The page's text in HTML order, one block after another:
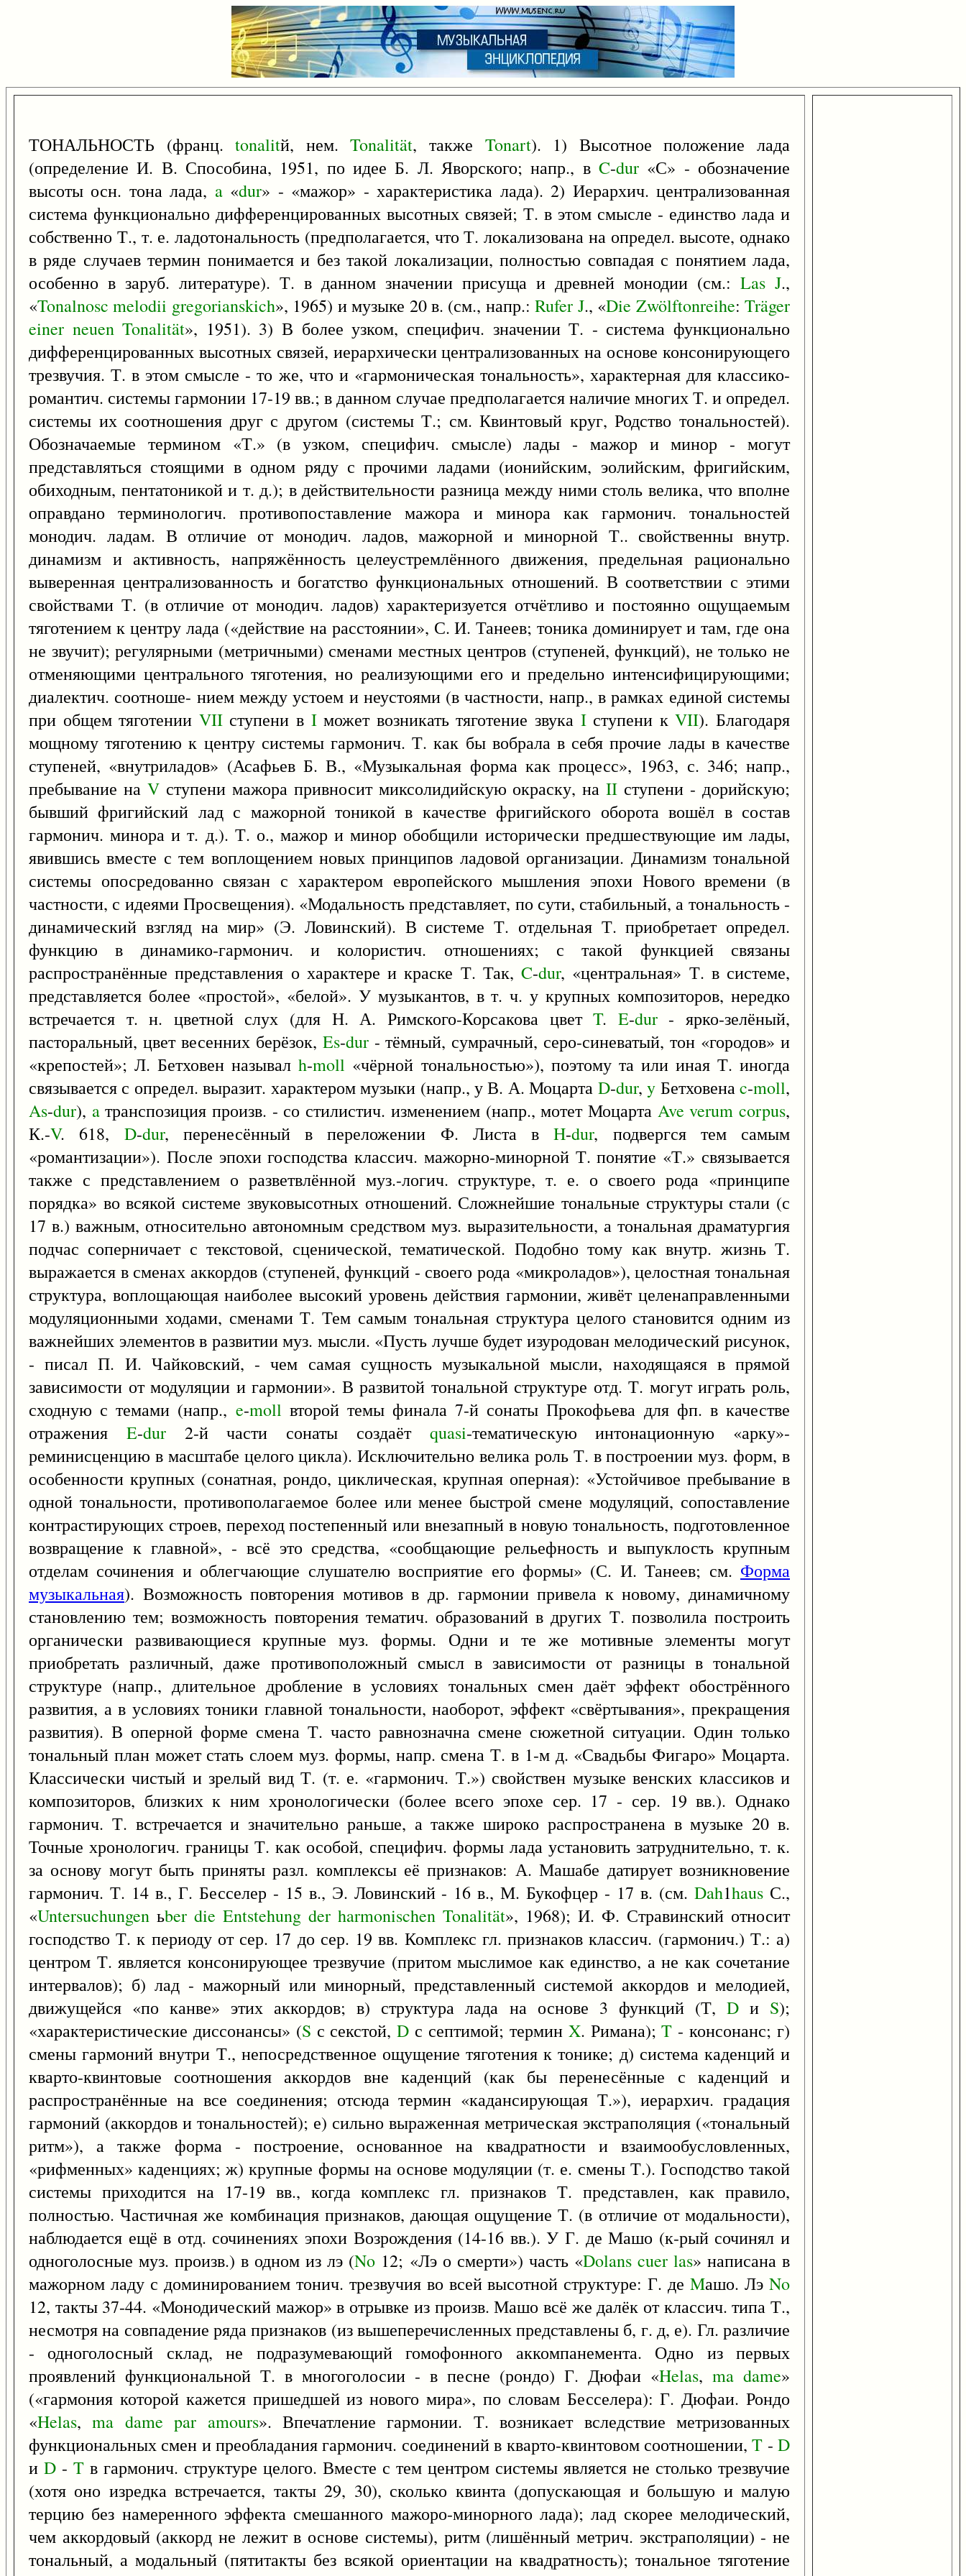
ТОНАЛЬНОСТЬ (франц.tonalitй, нем.Tonalität, также Tonart). 1) Высотное положение лада
(определение И. В. Способина, 1951, по идее Б. Л. Яворского; напр., в C-dur «С» - обозначение
высоты осн. тона лада, a«dur» - «мажор» - характеристика лада). 2) Иерархич. централизованная
система функционально дифференцированных высотных связей; Т. в этом смысле - единство лада и
собственно Т., т. е. ладотональность (предполагается, что Т. локализована на определ. высоте, однако
в ряде случаев термин понимается и без такой локализации, полностью совпадая с понятием лада,
особенно в заруб. литературе). Т. в данном значении присуща и древней монодии (см.: Las J.,
«Tonalnosc melodii gregorianskich», 1965) и музыке 20 в. (см., напр.:Rufer J., «Die Zwölftonreihe:Träger
einer neuen Tonalität», 1951). 3) В более узком, специфич. значении Т. - система функционально
дифференцированных высотных связей, иерархически централизованных на основе консонирующего
трезвучия. Т. в этом смысле - то же, что и «гармоническая тональность», характерная для классико-
романтич. системы гармонии 17-19 вв.; в данном случае предполагается наличие многих Т. и определ.
системы их соотношения друг с другом (системы Т.; см. Квинтовый круг, Родство тональностей).
Обозначаемые термином «Т.» (в узком, специфич. смысле) лады - мажор и минор - могут
представляться стоящими в одном ряду с прочими ладами (ионийским, эолийским, фригийским,
обиходным, пентатоникой и т. д.); в действительности разница между ними столь велика, что вполне
оправдано терминологич. противопоставление мажора и минора как гармонич. тональностей
монодич. ладам. В отличие от монодич. ладов, мажорной и минорной Т.. свойственны внутр.
динамизм и активность, напряжённость целеустремлённого движения, предельная рационально
выверенная централизованность и богатство функциональных отношений. В соответствии с этими
свойствами Т. (в отличие от монодич. ладов) характеризуется отчётливо и постоянно ощущаемым
тяготением к центру лада («действие на расстоянии», С. И. Танеев; тоника доминирует и там, где она
не звучит); регулярными (метричными) сменами местных центров (ступеней, функций), не только не
отменяющими центрального тяготения, но реализующими его и предельно интенсифицирующими;
диалектич. соотноше- нием между устоем и неустоями (в частности, напр., в рамках единой системы
при общем тяготении VIIступени в Iможет возникать тяготение звука Iступени кVII). Благодаря
мощному тяготению к центру системы гармонич. Т. как бы вобрала в себя прочие лады в качестве
ступеней, «внутриладов» (Асафьев Б. В., «Музыкальная форма как процесс», 1963, с. 346; напр.,
пребывание на Vступени мажора привносит миксолидийскую окраску, наII ступени - дорийскую;
бывший фригийский лад с мажорной тоникой в качестве фригийского оборота вошёл в состав
гармонич. минора и т. д.). Т. о., мажор и минор обобщили исторически предшествующие им лады,
явившись вместе с тем воплощением новых принципов ладовой организации. Динамизм тональной
системы опосредованно связан с характером европейского мышления эпохи Нового времени (в
частности, с идеями Просвещения). «Модальность представляет, по сути, стабильный, а тональность -
динамический взгляд на мир» (Э. Ловинский). В системе Т. отдельная Т. приобретает определ.
функцию в динамико-гармонич. и колористич. отношениях; с такой функцией связаны
распространённые представления о характере и краске Т. Так, C-dur, «центральная» Т. в системе,
представляется более «простой», «белой». У музыкантов, в т. ч. у крупных композиторов, нередко
встречается т. н. цветной слух (для Н. А. Римского-Корсакова цветT. E-dur- ярко-зелёный,
пасторальный, цвет весенних берёзок, Es-dur- тёмный, сумрачный, серо-синеватый, тон «городов» и
«крепостей»; Л. Бетховен называлh-moll «чёрной тональностью»), поэтому та или иная Т. иногда
связывается с определ. выразит. характером музыки (напр., у В. А. Моцарта D-dur,y Бетховенаc-moll,
As-dur), aтранспозиция произв. - со стилистич. изменением (напр., мотет Моцарта Ave verum corpus,
К.-V. 618, D-dur, перенесённый в переложении Ф. Листа вH-dur, подвергся тем самым
«романтизации»). После эпохи господства классич. мажорно-минорной Т. понятие «Т.» связывается
также с представлением о разветвлённой муз.-логич. структуре, т. е. о своего рода «принципе
порядка» во всякой системе звуковысотных отношений. Сложнейшие тональные структуры стали (с
17 в.) важным, относительно автономным средством муз. выразительности, а тональная драматургия
подчас соперничает с текстовой, сценической, тематической. Подобно тому как внутр. жизнь Т.
выражается в сменах аккордов (ступеней, функций - своего рода «микроладов»), целостная тональная
структура, воплощающая наиболее высокий уровень действия гармонии, живёт целенаправленными
модуляционными ходами, сменами Т. Тем самым тональная структура целого становится одним из
важнейших элементов в развитии муз. мысли. «Пусть лучше будет изуродован мелодический рисунок,
- писал П. И. Чайковский, - чем самая сущность музыкальной мысли, находящаяся в прямой
зависимости от модуляции и гармонии». В развитой тональной структуре отд. Т. могут играть роль,
сходную с темами (напр., e-moll второй темы финала 7-й сонаты Прокофьева для фп. в качестве
отражения E-dur2-й части сонаты создаёт quasi-тематическую интонационную «арку»-
реминисценцию в масштабе целого цикла). Исключительно велика роль Т. в построении муз. форм, в
особенности крупных (сонатная, рондо, циклическая, крупная оперная): «Устойчивое пребывание в
одной тональности, противополагаемое более или менее быстрой смене модуляций, сопоставление
контрастирующих строев, переход постепенный или внезапный в новую тональность, подготовленное
возвращение к главной», - всё это средства, «сообщающие рельефность и выпуклость крупным
отделам сочинения и облегчающие слушателю восприятие его формы» (С. И. Танеев; см. Форма
музыкальная). Возможность повторения мотивов в др. гармонии привела к новому, динамичному
становлению тем; возможность повторения тематич. образований в других Т. позволила построить
органически развивающиеся крупные муз. формы. Одни и те же мотивные элементы могут
приобретать различный, даже противоположный смысл в зависимости от разницы в тональной
структуре (напр., длительное дробление в условиях тональных смен даёт эффект обострённого
развития, а в условиях тоники главной тональности, наоборот, эффект «свёртывания», прекращения
развития). В оперной форме смена Т. часто равнозначна смене сюжетной ситуации. Один только
тональный план может стать слоем муз. формы, напр. смена Т. в 1-м д. «Свадьбы Фигаро» Моцарта.
Классически чистый и зрелый вид Т. (т. е. «гармонич. Т.») свойствен музыке венских классиков и
композиторов, близких к ним хронологически (более всего эпохе сер. 17 - сер. 19 вв.). Однако
гармонич. Т. встречается и значительно раньше, а также широко распространена в музыке 20 в.
Точные хронологич. границы Т. как особой, специфич. формы лада установить затруднительно, т. к.
за основу могут быть приняты разл. комплексы её признаков: А. Машабе датирует возникновение
гармонич. Т. 14 в., Г. Бесселер - 15 в., Э. Ловинский - 16 в., М. Букофцер - 17 в. (см.Dah1haus С.,
«Untersuchungen ьber die Entstehung der harmonischen Tonalität», 1968); И. Ф. Стравинский относит
господство Т. к периоду от сер. 17 до сер. 19 вв. Комплекс гл. признаков классич. (гармонич.) Т.: а)
центром Т. является консонирующее трезвучие (притом мыслимое как единство, а не как сочетание
интервалов); б) лад - мажорный или минорный, представленный системой аккордов и мелодией,
движущейся «по канве» этих аккордов; в) структура лада на основе 3 функций (Т, Dи S);
«характеристические диссонансы» (S с секстой,D с септимой; термин X. Римана);T - консонанс; г)
смены гармоний внутри Т., непосредственное ощущение тяготения к тонике; д) система каденций и
кварто-квинтовые соотношения аккордов вне каденций (как бы перенесённые с каденций и
распространённые на все соединения; отсюда термин «кадансирующая Т.»), иерархич. градация
гармоний (аккордов и тональностей); е) сильно выраженная метрическая экстраполяция («тональный
ритм»), а также форма - построение, основанное на квадратности и взаимообусловленных,
«рифменных» каденциях; ж) крупные формы на основе модуляции (т. е. смены Т.). Господство такой
системы приходится на 17-19 вв., когда комплекс гл. признаков Т. представлен, как правило,
полностью. Частичная же комбинация признаков, дающая ощущение Т. (в отличие от модальности),
наблюдается ещё в отд. сочинениях эпохи Возрождения (14-16 вв.). У Г. де Машо (к-рый сочинял и
одноголосные муз. произв.) в одном из лэ (No 12; «Лэ о смерти») часть «Dolans cuer las» написана в
мажорном ладу с доминированием тонич. трезвучия во всей высотной структуре: Г. деMашо. ЛэNo
12, такты 37-44. «Монодический мажор» в отрывке из произв. Машо всё же далёк от классич. типа Т.,
несмотря на совпадение ряда признаков (из вышеперечисленных представлены б, г. д, е). Гл. различие
- одноголосный склад, не подразумевающий гомофонного аккомпанемента. Одно из первых
проявлений функциональной Т. в многоголосии - в песне (рондо) Г. Дюфаи «Helas, ma dame»
(«гармония которой кажется пришедшей из нового мира», по словам Бесселера): Г. Дюфаи. Рондо
«Helas,ma dame par amours». Впечатление гармонии. Т. возникает вследствие метризованных
функциональных смен и преобладания гармонич. соединений в кварто-квинтовом соотношении,T -D
и D - T в гармонич. структуре целого. Вместе с тем центром системы является не столько трезвучие
(хотя оно изредка встречается, такты 29, 30), сколько квинта (допускающая и большую и малую
терцию без намеренного эффекта смешанного мажоро-минорного лада); лад скорее мелодический,
чем аккордовый (аккорд не лежит в основе системы), ритм (лишённый метрич. экстраполяции) - не
тональный, а модальный (пятитакты без всякой ориентации на квадратность); тональное тяготение